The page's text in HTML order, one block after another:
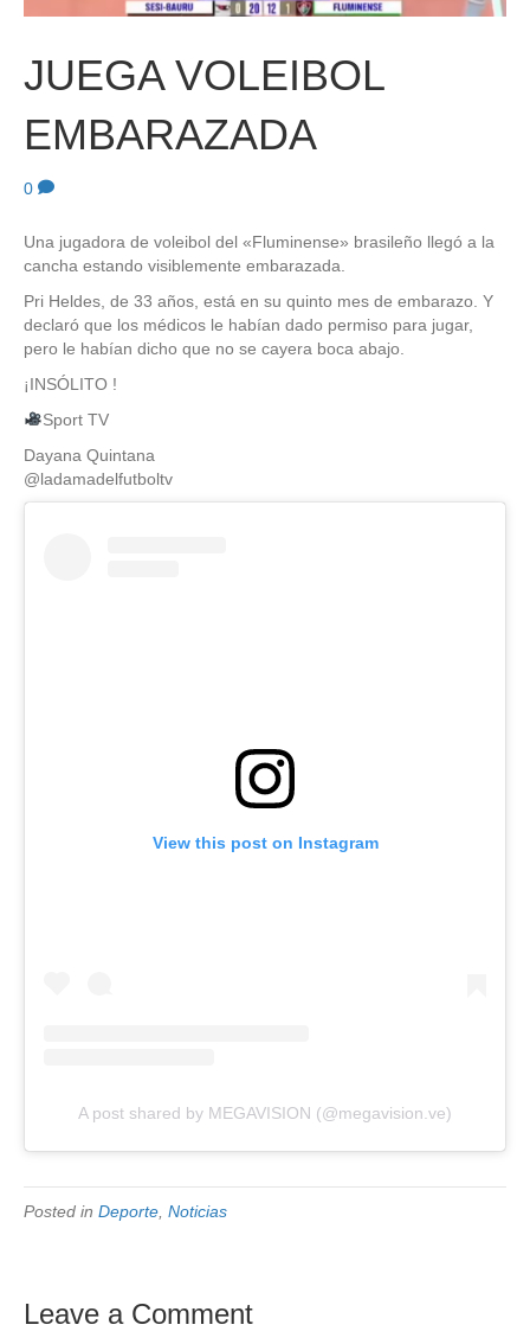
JUEGA VOLEIBOL
EMBARAZADA
0
Una jugadora de voleibol del «Fluminense» brasileño llegó a la
cancha estando visiblemente embarazada.
Pri Heldes, de 33 años, está en su quinto mes de embarazo. Y
declaró que los médicos le habían dado permiso para jugar,
pero le habían dicho que no se cayera boca abajo.
¡INSÓLITO !
Sport TV
Dayana Quintana
@ladamadelfutboltv
View this post on Instagram
A post shared by MEGAVISION (@megavision.ve)
Posted in Deporte Noticias
Leave a Comment